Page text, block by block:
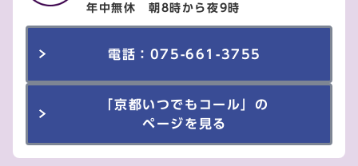
年中無休 朝8時から夜9時
電話：075-661-3755
「京都いつでもコール」の
ページを見る